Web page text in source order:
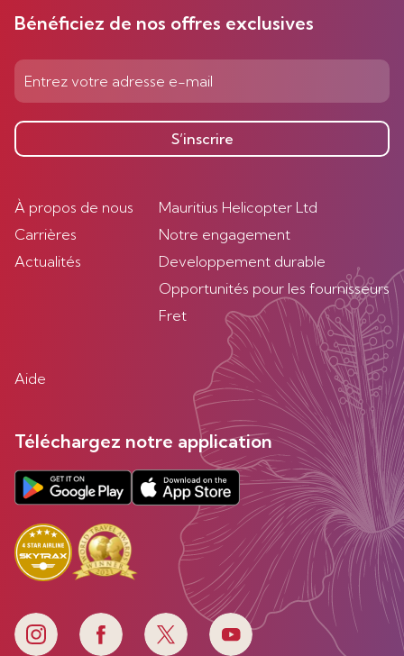
Bénéficiez de nos offres exclusives
S’inscrire
À propos de nous
Carrières
Actualités
Mauritius Helicopter Ltd
Notre engagement
Developpement durable
Opportunités pour les fournisseurs
Fret
Aide
Téléchargez notre application